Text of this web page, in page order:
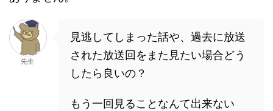
先生
見逃してしまった話や、過去に放送
された放送回をまた見たい場合どう
したら良いの？
もう一回見ることなんて出来ない